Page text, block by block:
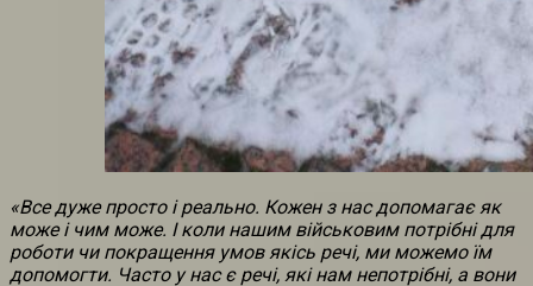
«Все дуже просто і реально. Кожен з нас допомагає як
може і чим може. І коли нашим військовим потрібні для
роботи чи покращення умов якісь речі, ми можемо їм
допомогти. Часто у нас є речі, які нам непотрібні, а вони